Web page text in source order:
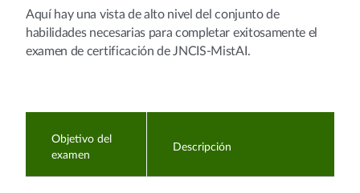
Aquí hay una vista de alto nivel del conjunto de
habilidades necesarias paracompletar exitosamente el
examen de certificación de JNCIS-MistAI.
Objetivo del
examen
Descripción